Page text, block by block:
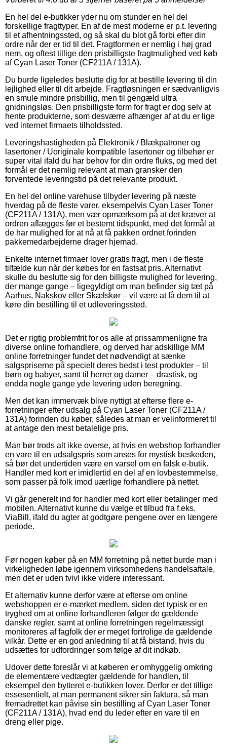
En hel del e-butikker yder nu om stunder en hel del
forskellige fragttyper. En af de mest moderne er p.t. levering
til et afhentningssted, og så skal du blot gå forbi efter din
ordre når der er tid til det. Fragtformen er nemlig i høj grad
nem, og oftest tillige den prisbilligste fragtmulighed ved køb
af Cyan Laser Toner (CF211A / 131A).
Du burde ligeledes beslutte dig for at bestille levering til din
lejlighed eller til dit arbejde. Fragtløsningen er sædvanligvis
en smule mindre prisbillig, men til gengæld ultra
gnidningsløs. Den prisbilligste form for fragt er dog selv at
hente produkterne, som desværre afhænger af at du er lige
ved internet firmaets tilholdssted.
Leveringshastigheden på Elektronik / Blækpatroner og
lasertoner / Uoriginale kompatible lasertoner og tilbehør er
super vital ifald du har behov for din ordre fluks, og med det
formål er det nemlig relevant at man gransker den
forventede leveringstid på det relevante produkt.
En hel del online varehuse tilbyder levering på næste
hverdag på de fleste varer, eksempelvis Cyan Laser Toner
(CF211A / 131A), men vær opmærksom på at det kræver at
ordren aflægges før et bestemt tidspunkt, med det formål at
de har mulighed for at nå at få pakken ordnet forinden
pakkemedarbejderne drager hjemad.
Enkelte internet firmaer lover gratis fragt, men i de fleste
tilfælde kun når der købes for en fastsat pris. Alternativt
skulle du beslutte sig for den billigste mulighed for levering,
der mange gange – ligegyldigt om man befinder sig tæt på
Aarhus, Nakskov eller Skælskør – vil være at få dem til at
køre din bestilling til et udleveringssted.
Det er rigtig problemfrit for os alle at prissammenligne fra
diverse online forhandlere, og derved har adskillige MM
online forretninger fundet det nødvendigt at sænke
salgspriserne på specielt deres bedst i test produkter – til
børn og babyer, samt til herrer og damer – drastisk, og
endda nogle gange yde levering uden beregning.
Men det kan immervæk blive nyttigt at efterse flere e-
forretninger efter udsalg på Cyan Laser Toner (CF211A /
131A) forinden du køber, således at man er velinformeret til
at antage den mest betalelige pris.
Man bør trods alt ikke overse, at hvis en webshop forhandler
en vare til en udsalgspris som anses for mystisk beskeden,
så bør det undertiden være en varsel om en falsk e-butik.
Handler med kort er imidlertid en del af en lovbestemmelse,
som passer på folk imod uærlige forhandlere på nettet.
Vi går generelt ind for handler med kort eller betalinger med
mobilen. Alternativt kunne du vælge et tilbud fra f.eks.
ViaBill, ifald du agter at godtgøre pengene over en længere
periode.
Før nogen køber på en MM forretning på nettet burde man i
virkeligheden løbe igennem virksomhedens handelsaftale,
men det er uden tvivl ikke videre interessant.
Et alternativ kunne derfor være at efterse om online
webshoppen er e-mærket medlem, siden det typisk er en
tryghed om at online forhandleren følger de gældende
danske regler, samt at online forretningen regelmæssigt
monitoreres af fagfolk der er meget fortrolige de gældende
vilkår. Dette er en god anledning til at få bistand, hvis du
udsættes for udfordringer som følge af dit indkøb.
Udover dette foreslår vi at køberen er omhyggelig omkring
de elementære vedtægter gældende for handlen, til
eksempel den bytteret e-butikken lover. Derfor er det tillige
essesentielt, at man permanent sikrer sin faktura, så man
fremadrettet kan påvise sin bestilling af Cyan Laser Toner
(CF211A / 131A), hvad end du leder efter en vare til en
dreng eller pige.